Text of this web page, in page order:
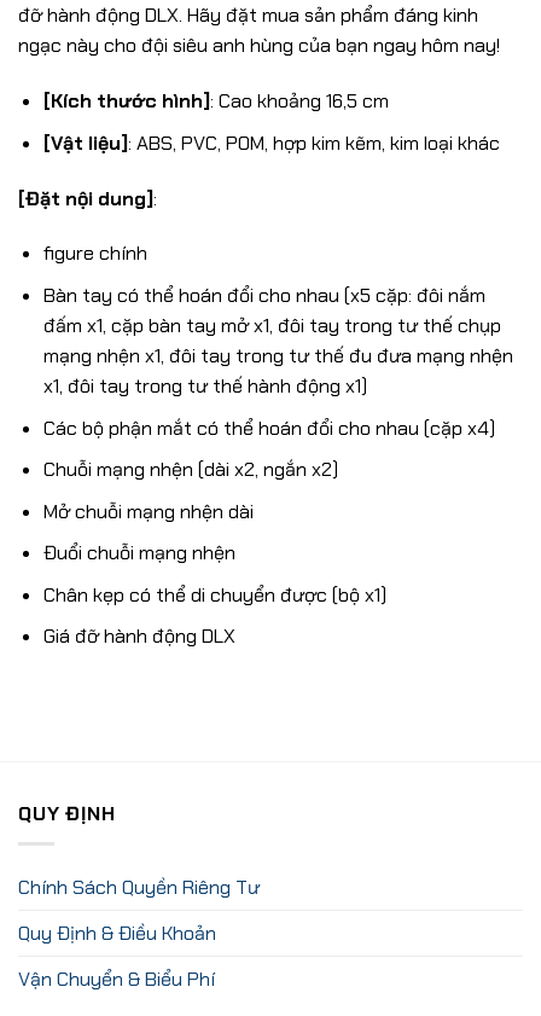
đỡ hành động DLX. Hãy đặt mua sản phẩm đáng kinh
ngạc này cho đội siêu anh hùng của bạn ngay hôm nay!
[Kích thước hình]: Cao khoảng 16,5 cm
[Vật liệu]: ABS, PVC, POM, hợp kim kẽm, kim loại khác
[Đặt nội dung]:
figure chính
Bàn tay có thể hoán đổi cho nhau (x5 cặp: đôi nắm
đấm x1, cặp bàn tay mở x1, đôi tay trong tư thế chụp
mạng nhện x1, đôi tay trong tư thế đu đưa mạng nhện
x1, đôi tay trong tư thế hành động x1)
Các bộ phận mắt có thể hoán đổi cho nhau (cặp x4)
Chuỗi mạng nhện (dài x2, ngắn x2)
Mở chuỗi mạng nhện dài
Đuổi chuỗi mạng nhện
Chân kẹp có thể di chuyển được (bộ x1)
Giá đỡ hành động DLX
QUY ĐỊNH
Chính Sách Quyền Riêng Tư
Quy Định & Điều Khoản
Vận Chuyển & Biểu Phí